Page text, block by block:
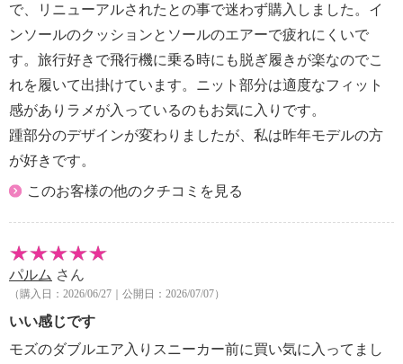
で、リニューアルされたとの事で迷わず購入しました。イ
ンソールのクッションとソールのエアーで疲れにくいで
す。旅行好きで飛行機に乗る時にも脱ぎ履きが楽なのでこ
れを履いて出掛けています。ニット部分は適度なフィット
感がありラメが入っているのもお気に入りです。
踵部分のデザインが変わりましたが、私は昨年モデルの方
が好きです。
このお客様の他のクチコミを見る
パルム さん
（購入日：2026/06/27｜公開日：2026/07/07）
いい感じです
モズのダブルエア入りスニーカー前に買い気に入ってまし